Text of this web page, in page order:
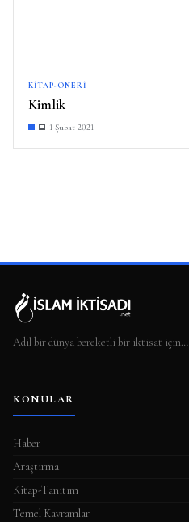
KITAP-ÖNERI
Kimlik
1 Şubat 2021
Adil bir dünya bereketli bir iktisat için…
KONULAR
Haber
Araştırma
Kitap-Tanıtım
Temel Kavramlar